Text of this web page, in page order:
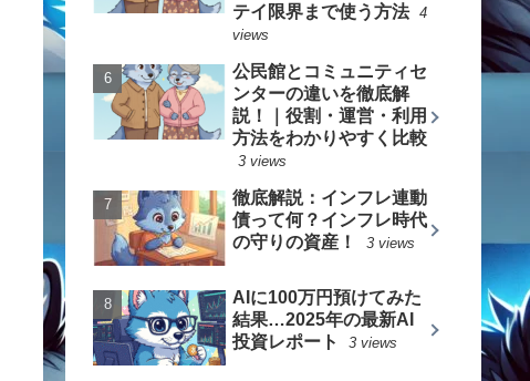
テイ限界まで使う方法 4
views
公民館とコミュニティセ
ンターの違いを徹底解
説！｜役割・運営・利用
方法をわかりやすく比較
3 views
徹底解説：インフレ連動
債って何？インフレ時代
の守りの資産！
3 views
AIに100万円預けてみた
結果…2025年の最新AI
投資レポート
3 views